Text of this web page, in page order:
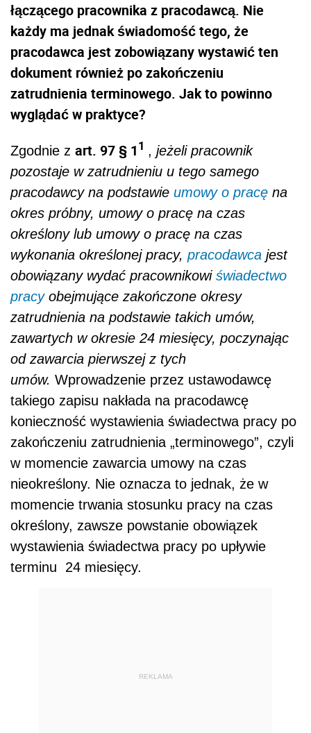
łączącego pracownika z pracodawcą. Nie
każdy ma jednak świadomość tego, że
pracodawca jest zobowiązany wystawić ten
dokument również po zakończeniu
zatrudnienia terminowego. Jak to powinno
wyglądać w praktyce?
Zgodnie z art. 97 § 11 , jeżeli pracownik
pozostaje w zatrudnieniu u tego samego
pracodawcy na podstawie umowy o pracę na
okres próbny, umowy o pracę na czas
określony lub umowy o pracę na czas
wykonania określonej pracy, pracodawca jest
obowiązany wydać pracownikowi świadectwo
pracyobejmujące zakończone okresy
zatrudnienia na podstawie takich umów,
zawartych w okresie 24 miesięcy, poczynając
od zawarcia pierwszej z tych
umów. Wprowadzenie przez ustawodawcę
takiego zapisu nakłada na pracodawcę
konieczność wystawienia świadectwa pracy po
zakończeniu zatrudnienia „terminowego”, czyli
w momencie zawarcia umowy na czas
nieokreślony. Nie oznacza to jednak, że w
momencie trwania stosunku pracy na czas
określony, zawsze powstanie obowiązek
wystawienia świadectwa pracy po upływie
terminu 24 miesięcy.
REKLAMA